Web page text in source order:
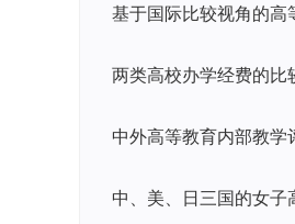
基于国际比较视角的高
两类高校办学经费的比
中外高等教育内部教学
中、美、日三国的女子